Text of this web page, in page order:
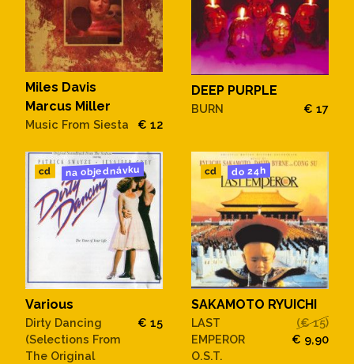
Miles Davis
Marcus Miller
Music From Siesta € 12
DEEP PURPLE
BURN € 17
cd na objednávku
Various
Dirty Dancing
(Selections From
The Original
€ 15
cd do 24h
SAKAMOTO RYUICHI
LAST
EMPEROR
O.S.T.
(€ 15)
€ 9,90